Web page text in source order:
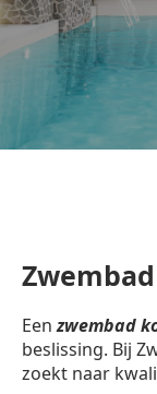
Eenzwembad
beslissing. Bij
zoekt naar